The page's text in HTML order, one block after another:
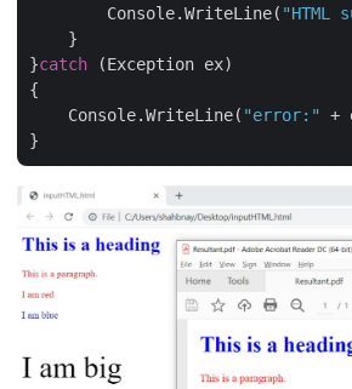
        Console.WriteLine(
"HTML
    }
}catch (Exception ex)
{
    Console.WriteLine(
"error:" +